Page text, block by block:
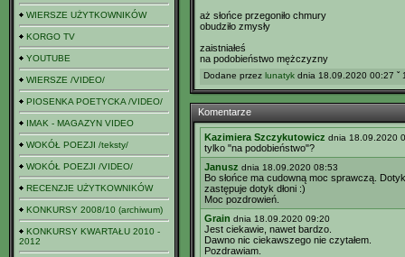
WIERSZE UŻYTKOWNIKÓW
KORGO TV
YOUTUBE
WIERSZE /VIDEO/
PIOSENKA POETYCKA /VIDEO/
IMAK - MAGAZYN VIDEO
WOKÓŁ POEZJI /teksty/
WOKÓŁ POEZJI /VIDEO/
RECENZJE UŻYTKOWNIKÓW
KONKURSY 2008/10 (archiwum)
KONKURSY KWARTAŁU 2010 -
2012
aż słońce przegoniło chmury
obudziło zmysły
zaistniałeś
na podobieństwo mężczyzny
Dodane przez lunatyk dnia 18.09.2020 00:27 ˇ
Komentarze
Kazimiera Szczykutowicz dnia 18.09.2020
tylko "na podobieństwo"?
Janusz dnia 18.09.2020 08:53
Bo słońce ma cudowną moc sprawczą.
zastępuje dotyk dłoni :)
Moc pozdrowień.
Grain dnia 18.09.2020 09:20
Jest ciekawie, nawet bardzo.
Dawno nic ciekawszego nie czytałem.
Pozdrawiam.